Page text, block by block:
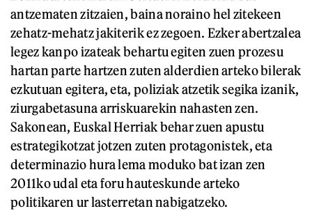
antzematen zitzaien, baina noraino hel zitekeen
zehatz-mehatz jakiterik ez zegoen. Ezker abertzalea
legez kanpo izateak behartu egiten zuen prozesu
hartan parte hartzen zuten alderdien arteko bilerak
ezkutuan egitera, eta, poliziak atzetik segika izanik,
ziurgabetasuna arriskuarekin nahasten zen.
Sakonean, Euskal Herriak behar zuen apustu
estrategikotzat jotzen zuten protagonistek, eta
determinazio hura lema moduko bat izan zen
2011ko udal eta foru hauteskunde arteko
politikaren ur lasterretan nabigatzeko.